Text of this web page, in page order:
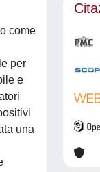
come
per
e
una